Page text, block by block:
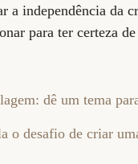
a independência da
para ter certeza
dê um tema
o desafio de criar